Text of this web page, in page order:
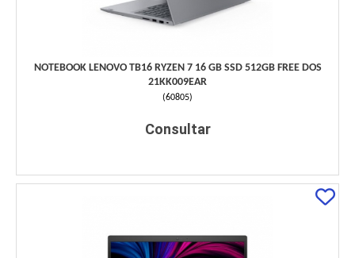
NOTEBOOK LENOVO TB16 RYZEN 7 16 GB SSD 512GB FREE DOS
21KK009EAR
(60805)
Consultar